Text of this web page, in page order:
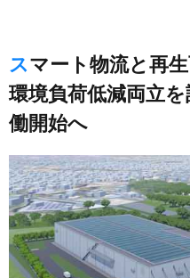
スマート物流と再生可能エネルギー活用で
環境負荷低減両立
働開始へ